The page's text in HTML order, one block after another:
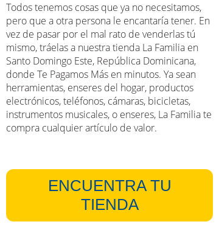
Todos tenemos cosas que ya no necesitamos,
pero que a otra persona le encantaría tener. En
vez de pasar por el mal rato de venderlas tú
mismo, tráelas a nuestra tienda La Familia en
Santo Domingo Este, República Dominicana,
donde Te Pagamos Más en minutos. Ya sean
herramientas, enseres del hogar, productos
electrónicos, teléfonos, cámaras, bicicletas,
instrumentos musicales, o enseres, La Familia te
compra cualquier artículo de valor.
ENCUENTRA TU
TIENDA